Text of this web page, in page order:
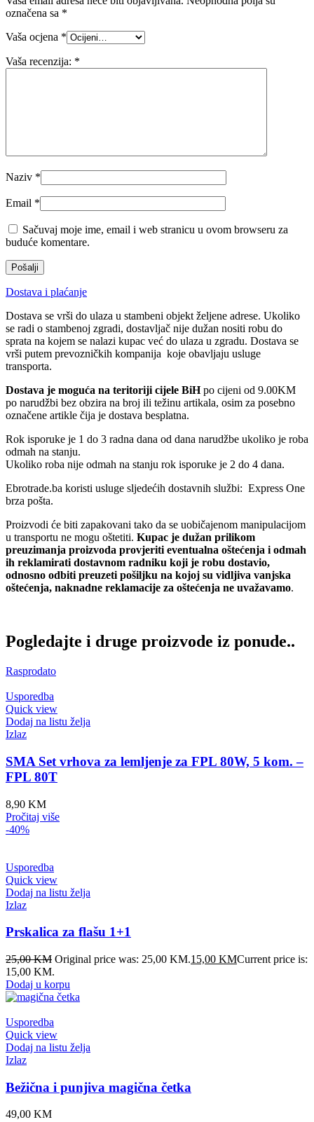
označena sa *
Vaša ocjena *
Vaša recenzija: *
Naziv *
Email *
Sačuvaj moje ime, email i web stranicu u ovom browseru za
buduće komentare.
Dostava i plaćanje
Dostava se vrši do ulaza u stambeni objekt željene adrese. Ukoliko
se radi o stambenoj zgradi, dostavljač nije dužan nositi robu do
sprata na kojem se nalazi kupac već do ulaza u zgradu. Dostava se
vrši putem prevozničkih kompanija koje obavljaju usluge
transporta.
Dostava je moguća na teritoriji cijele BiHpo cijeni od 9.00KM
po narudžbi bez obzira na broj ili težinu artikala, osim za posebno
označene artikle čija je dostava besplatna.
Rok isporuke je 1 do 3 radna dana od dana narudžbe ukoliko je roba
odmah na stanju.
Ukoliko roba nije odmah na stanju rok isporuke je 2 do 4 dana.
Ebrotrade.ba koristi usluge sljedećih dostavnih službi: Express One
brza pošta.
Proizvodi će biti zapakovani tako da se uobičajenom manipulacijom
u transportu ne mogu oštetiti. Kupac je dužan prilikom
preuzimanja proizvoda provjeriti eventualna oštećenja i odmah
ih reklamirati dostavnom radniku koji je robu dostavio,
odnosno odbiti preuzeti pošiljku na kojoj su vidljiva vanjska
oštećenja, naknadne reklamacije za oštećenja ne uvažavamo.
Pogledajte i druge proizvode iz ponude..
Rasprodato
Usporedba
Quick view
Dodaj na listu želja
Izlaz
SMA Set vrhova za lemljenje za FPL 80W, 5 kom. –
FPL 80T
8,90 KM
Pročitaj više
-40%
Usporedba
Quick view
Dodaj na listu želja
Izlaz
Prskalica za flašu 1+1
25,00KM Original price was: 25,00 KM.15,00 KMCurrent price is:
15,00 KM.
Dodaj u korpu
Usporedba
Quick view
Dodaj na listu želja
Izlaz
Bežična i punjiva magična četka
49,00 KM